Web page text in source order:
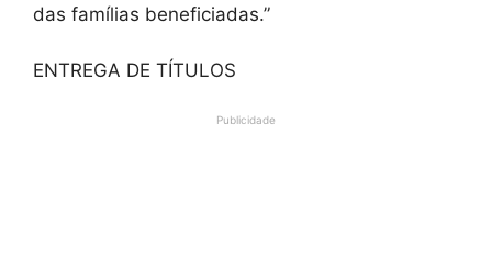
das famílias beneficiadas.”
ENTREGA DE TÍTULOS
Publicidade